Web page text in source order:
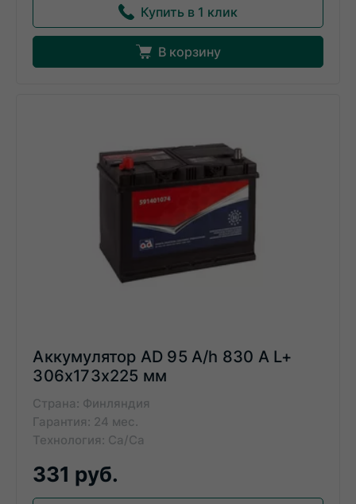
Купить в 1 клик
В корзину
Аккумулятор AD 95 A/h 830 А L+
306x173x225 мм
Страна: Финляндия
Гарантия: 24 мес.
Технология: Ca/Ca
331 руб.